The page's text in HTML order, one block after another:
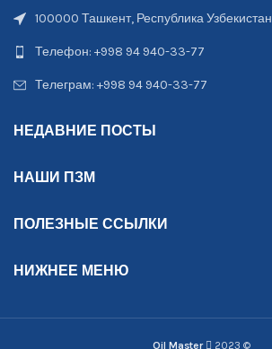
100000 Ташкент, Республика Узбекистан
Телефон: +998 94 940-33-77
Телеграм: +998 94 940-33-77
НЕДАВНИЕ ПОСТЫ
НАШИ ПЗМ
ПОЛЕЗНЫЕ ССЫЛКИ
НИЖНЕЕ МЕНЮ
Oil Master 2023 ©